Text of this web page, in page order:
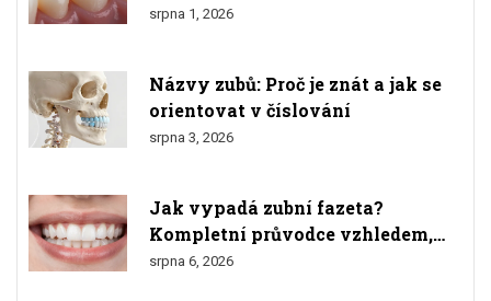
prevence
srpna 1, 2026
Názvy zubů: Proč je znát a jak se
orientovat v číslování
srpna 3, 2026
Jak vypadá zubní fazeta?
Kompletní průvodce vzhledem,
materiály a výsledkem
srpna 6, 2026